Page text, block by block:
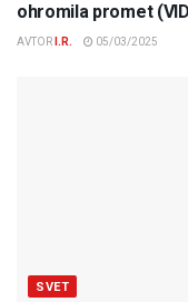
ohromila promet
AVTOR I.R. 05/03/2025
SVET